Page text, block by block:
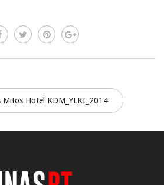
Mitos Hotel KDM_YLKI_2014